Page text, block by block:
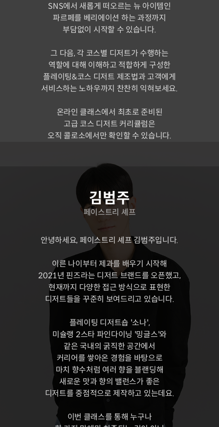
SNS에서 새롭게 떠오르는 뉴 아이템인
파르페를 베리에이션 하는 과정까지
부담없이 시작할 수 있습니다.
그 다음, 각 코스별 디저트가 수행하는
역할에 대해 이해하고 적합하게 구성한
플레이팅&코스 디저트 제조법과 고객에게
서비스하는 노하우까지 찬찬히 익혀보세요.
온라인 클래스에서 최초로 준비된
고급 코스 디저트 커리큘럼은
오직 콜로소에서만 확인할 수 있습니다.
김범주
페이스트리 셰프
안녕하세요, 페이스트리 셰프 김범주입니다.
이른 나이부터 제과를 배우기 시작해
2021년 핀즈라는 디저트 브랜드를 오픈했고,
현재까지 다양한 접근 방식으로 표현한
디저트들을 꾸준히 보여드리고 있습니다.
플레이팅 디저트숍 '소나',
미슐랭 2스타 파인다이닝 '밍글스'와
같은 국내의 굵직한 공간에서
커리어를 쌓아온 경험을 바탕으로
마치 향수처럼 여러 향을 블랜딩해
새로운 맛과 향의 밸런스가 좋은
디저트를 중점적으로 제작하고 있는데요.
이번 클래스를 통해 누구나